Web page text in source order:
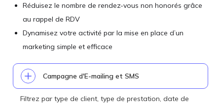
Réduisez le nombre de rendez-vous non honorés grâce
au rappel de RDV
Dynamisez votre activité par la mise en place d’un
marketing simple et efficace
Campagne d'E-mailing et SMS
Filtrez par type de client, type de prestation, date de